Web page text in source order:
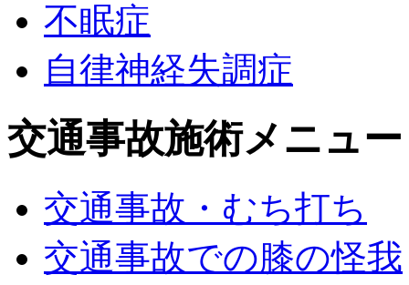
不眠症
自律神経失調症
交通事故施術メニュー
交通事故・むち打ち
交通事故での膝の怪我